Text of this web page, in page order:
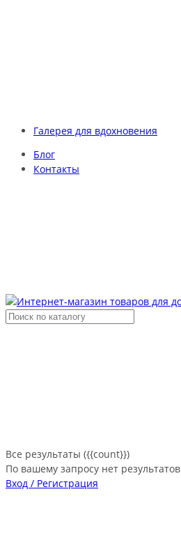
Галерея для вдохновения
Блог
Контакты
Все результаты ({{count}})
По вашему запросу нет результатов
Вход / Регистрация